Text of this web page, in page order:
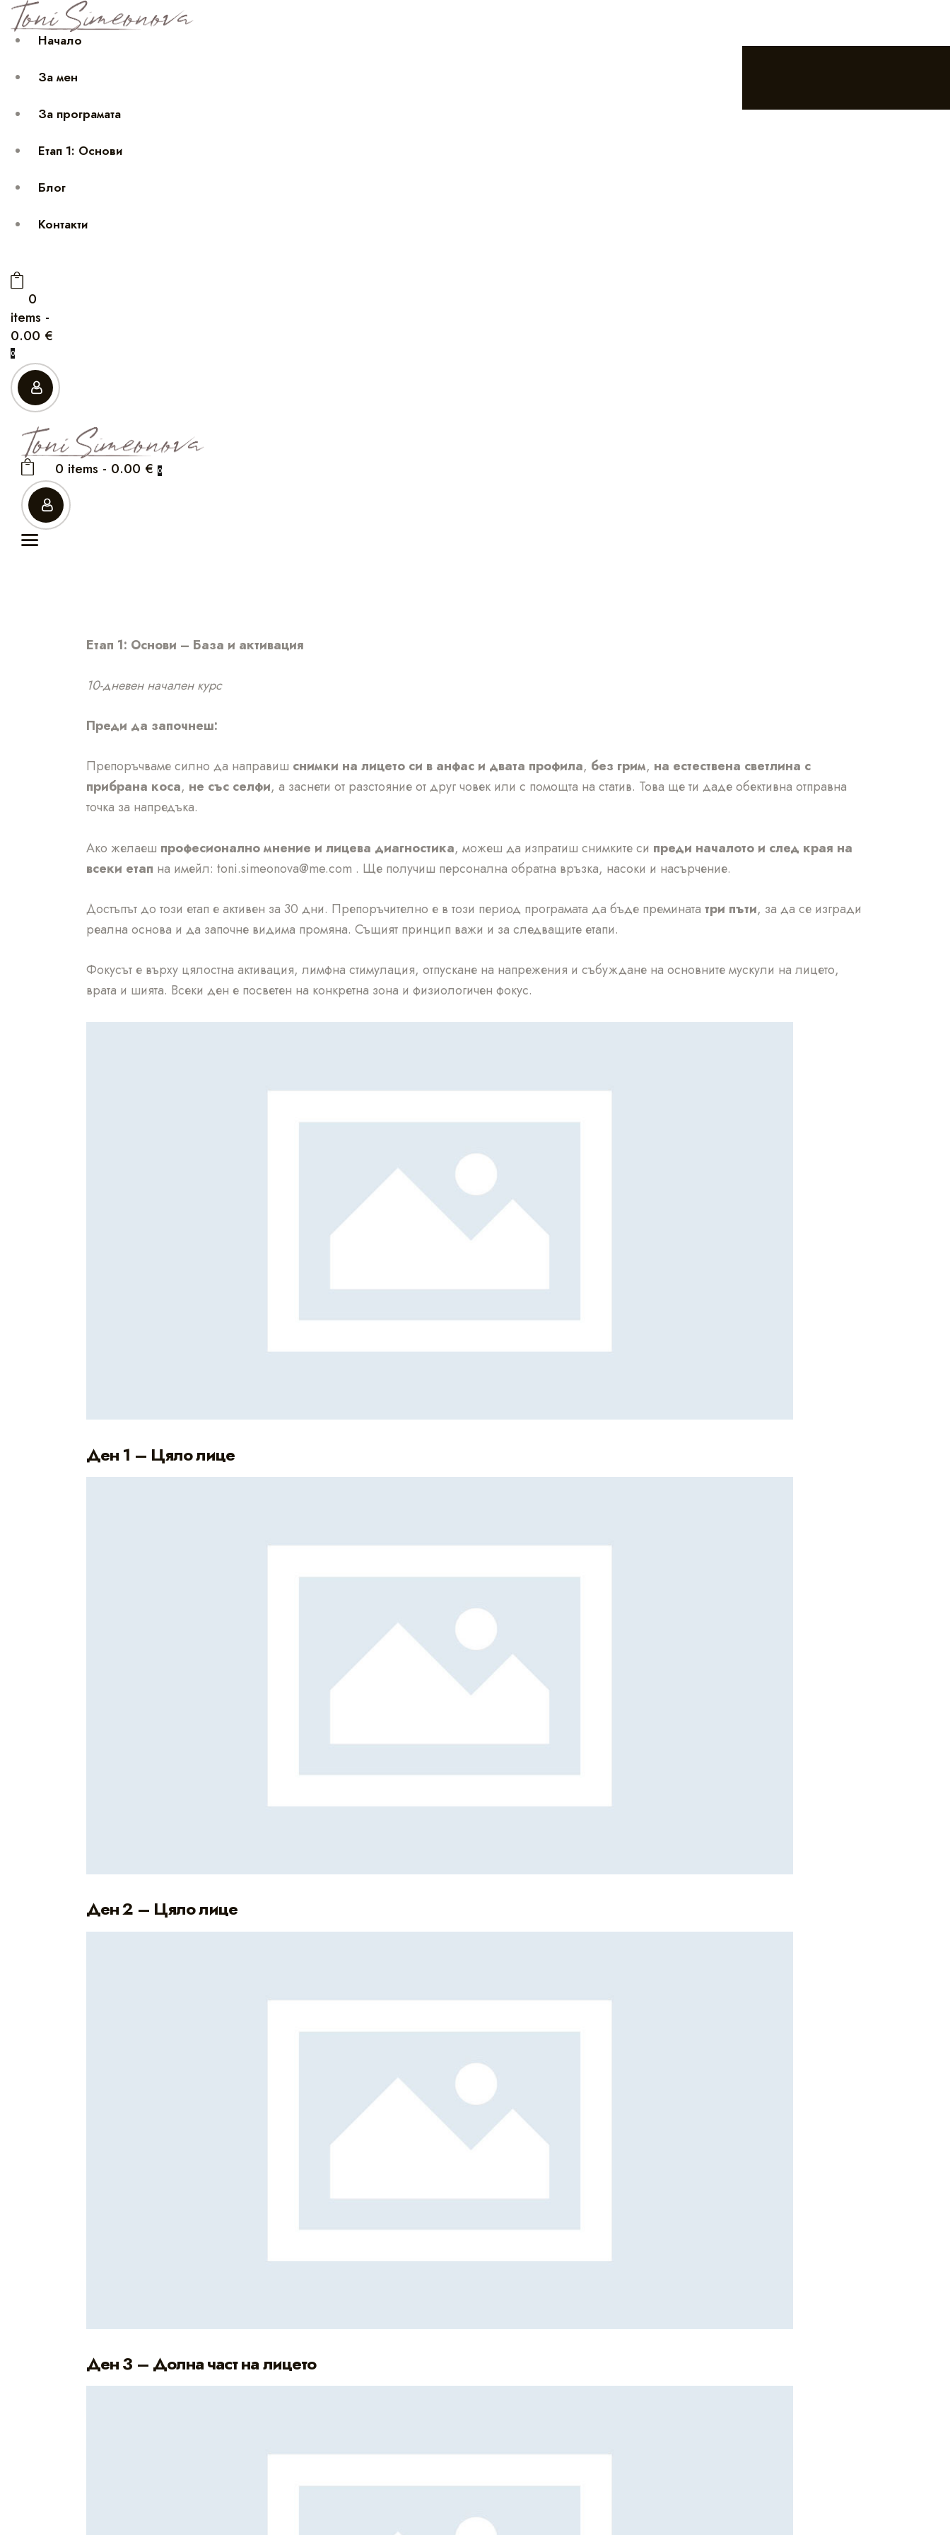
Начало
За мен
За програмата
Етап 1: Основи
Блог
Контакти
0
items -
0.00 €
0
0 items - 0.00 € 0
Етап 1: Основи – База и активация
10-дневен начален курс
Преди да започнеш:
Препоръчваме силно да направиш снимки на лицето си в анфас и двата профила, без грим, на естествена светлина с
прибрана коса, не със селфи, а заснети от разстояние от друг човек или с помощта на статив. Това ще ти даде обективна отправна
точка за напредъка.
Ако желаеш професионално мнение и лицева диагностика, можеш да изпратиш снимките си преди началото и след края на
всеки етап на имейл: toni.simeonova@me.com . Ще получиш персонална обратна връзка, насоки и насърчение.
Достъпът до този етап е активен за 30 дни. Препоръчително е в този период програмата да бъде премината три пъти, за да се изгради
реална основа и да започне видима промяна. Същият принцип важи и за следващите етапи.
Фокусът е върху цялостна активация, лимфна стимулация, отпускане на напрежения и събуждане на основните мускули на лицето,
врата и шията. Всеки ден е посветен на конкретна зона и физиологичен фокус.
Ден 1 – Цяло лице
Ден 2 – Цяло лице
Ден 3 – Долна част на лицето